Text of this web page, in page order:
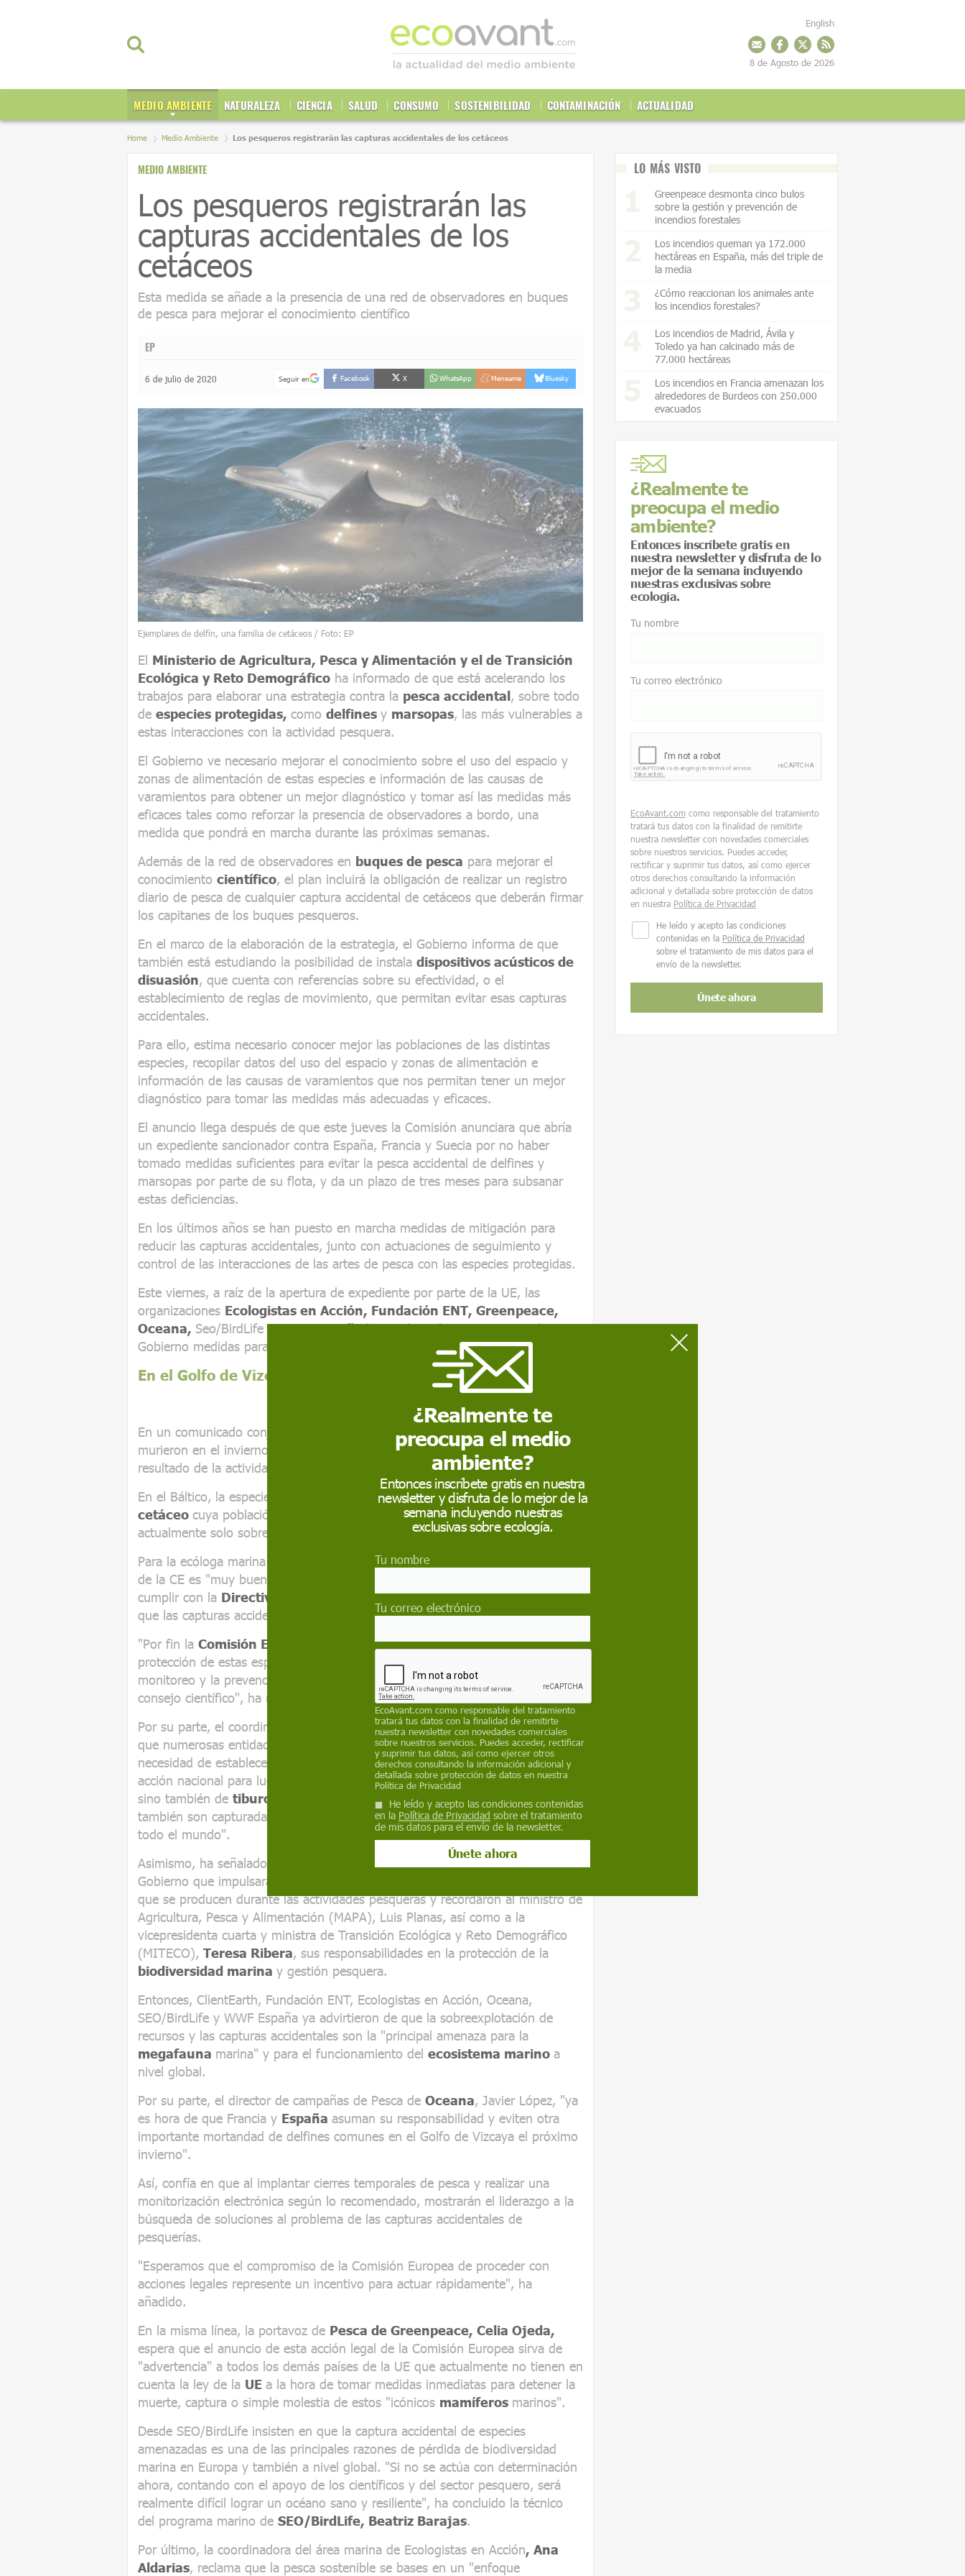
MEDIO AMBIENTE NATURALEZA CIENCIA SALUD CONSUMO SOSTENIBILIDAD CONTAMINACIÓN ACTUALIDAD
English
8 de Agosto de 2026
Home Medio Ambiente Los pesqueros registrarán las capturas accidentales de los cetáceos
MEDIO AMBIENTE
Los pesqueros registrarán las
capturas accidentales de los
cetáceos
Esta medida se añade a la presencia de una red de observadores en buques
de pesca para mejorar el conocimiento científico
EP
6 de julio de 2020 Seguir en Facebook X WhatsApp Meneame Bluesky
Ejemplares de delfín, una familia de cetáceos / Foto: EP
El Ministerio de Agricultura, Pesca y Alimentación y el de Transición
Ecológica y Reto Demográfico ha informado de que está acelerando los
trabajos para elaborar una estrategia contra la pesca accidental, sobre todo
de especies protegidas, como delfines y marsopas, las más vulnerables a
estas interacciones con la actividad pesquera.
El Gobierno ve necesario mejorar el conocimiento sobre el uso del espacio y
zonas de alimentación de estas especies e información de las causas de
varamientos para obtener un mejor diagnóstico y tomar así las medidas más
eficaces tales como reforzar la presencia de observadores a bordo, una
medida que pondrá en marcha durante las próximas semanas.
Además de la red de observadores en buques de pesca para mejorar el
conocimiento científico, el plan incluirá la obligación de realizar un registro
diario de pesca de cualquier captura accidental de cetáceos que deberán firmar
los capitanes de los buques pesqueros.
En el marco de la elaboración de la estrategia, el Gobierno informa de que
también está estudiando la posibilidad de instala dispositivos acústicos de
disuasión, que cuenta con referencias sobre su efectividad, o el
establecimiento de reglas de movimiento, que permitan evitar esas capturas
accidentales.
Para ello, estima necesario conocer mejor las poblaciones de las distintas
especies, recopilar datos del uso del espacio y zonas de alimentación e
información de las causas de varamientos que nos permitan tener un mejor
diagnóstico para tomar las medidas más adecuadas y eficaces.
El anuncio llega después de que este jueves la Comisión anunciara que abría
un expediente sancionador contra España, Francia y Suecia por no haber
tomado medidas suficientes para evitar la pesca accidental de delfines y
marsopas por parte de su flota, y da un plazo de tres meses para subsanar
estas deficiencias.
En los últimos años se han puesto en marcha medidas de mitigación para
reducir las capturas accidentales, junto con actuaciones de seguimiento y
control de las interacciones de las artes de pesca con las especies protegidas.
Este viernes, a raíz de la apertura de expediente por parte de la UE, las
organizaciones Ecologistas en Acción, Fundación ENT, Greenpeace,
Oceana, Seo/BirdLife yWWF Españahan reclamado precisamente al
Gobierno medidas para mitigar las capturas de delfines y otras especies.
En el Golfo de Vizcaya murieron unos 11.300 delfines
En un comunicado conjunto destacan que solo en el Golfo de Vizcaya
murieron en el invierno de 2018-2019 unos 11.300 delfines comunes como
resultado de la actividad pesquera.
En el Báltico, la especie más afectada en cuestión es la marsopa, un pequeño
cetáceo cuya población regional se encuentra en peligro crítico y de la que
actualmente solo sobreviven unos pocos cientos de individuos.
Para la ecóloga marina de la Fundación ENT,Lydia Chaparro
de la CE es "muy buena noticia" ya que fuerza a España y otros países a
cumplir con la Directiva Hábitats y la Política Pesquera Común,y evitar
que las capturas accidentales queden "desatendidas".
"Por fin la Comisión Europea
ha emprendido pasos cruciales para exigir la
protección de estas especies vulnerables, y para que se implemente el
monitoreo y la prevención de dichas capturas, tal y como ha recomendado el
consejo científico", ha manifestado.
Por su parte, el coordinador de pesquerías de WWF, Raúl García,recuerda
que numerosas entidades llevan tiempo alertando al Gobierno sobre la
necesidad de establecer medidas de mitigación y poner en marcha un plan de
acción nacional para luchar contra la captura accidental, no sólo de cetáceos,
sino también de tiburones, tortugas y aves marinas,especies que
también son capturadas accidentalmente cada año en aguas europeas y en
todo el mundo".
Asimismo, ha señalado que hace pocas semanas ONG españolas pidieron al
Gobierno que impulsara un plan de acción contra las capturas accidentales
que se producen durante las actividades pesqueras y recordaron al ministro de
Agricultura, Pesca y Alimentación (MAPA), Luis Planas, así como a la
vicepresidenta cuarta y ministra de Transición Ecológica y Reto Demográfico
(MITECO), Teresa Ribera, sus responsabilidades en la protección de la
biodiversidad marina y gestión pesquera.
Entonces, ClientEarth, Fundación ENT, Ecologistas en Acción, Oceana,
SEO/BirdLife y WWF España ya advirtieron de que la sobreexplotación de
recursos y las capturas accidentales son la "principal amenaza para la
megafauna marina" y para el funcionamiento del ecosistema marino a
nivel global.
Por su parte, el director de campañas de Pesca de Oceana, Javier López, "ya
es hora de que Francia y España asuman su responsabilidad y eviten otra
importante mortandad de delfines comunes en el Golfo de Vizcaya el próximo
invierno".
Así, confía en que al implantar cierres temporales de pesca y realizar una
monitorización electrónica según lo recomendado, mostrarán el liderazgo a la
búsqueda de soluciones al problema de las capturas accidentales de
pesquerías.
"Esperamos que el compromiso de la Comisión Europea de proceder con
acciones legales represente un incentivo para actuar rápidamente", ha
añadido.
En la misma línea, la portavoz de Pesca de Greenpeace, Celia Ojeda,
espera que el anuncio de esta acción legal de la Comisión Europea sirva de
"advertencia" a todos los demás países de la UE que actualmente no tienen en
cuenta la ley de la UE a la hora de tomar medidas inmediatas para detener la
muerte, captura o simple molestia de estos "icónicos mamíferos marinos".
Desde SEO/BirdLife insisten en que la captura accidental de especies
amenazadas es una de las principales razones de pérdida de biodiversidad
marina en Europa y también a nivel global. "Si no se actúa con determinación
ahora, contando con el apoyo de los científicos y del sector pesquero, será
realmente difícil lograr un océano sano y resiliente", ha concluido la técnico
del programa marino de SEO/BirdLife, Beatriz Barajas.
Por último, la coordinadora del área marina de Ecologistas en Acción, Ana
Aldarias, reclama que la pesca sostenible se bases en un "enfoque
LO MÁS VISTO
Greenpeace desmonta cinco bulos
sobre la gestión y prevención de
incendios forestales
Los incendios queman ya 172.000
hectáreas en España, más del triple de
la media
¿Cómo reaccionan los animales ante
los incendios forestales?
Los incendios de Madrid, Ávila y
Toledo ya han calcinado más de
77.000 hectáreas
Los incendios en Francia amenazan los
alrededores de Burdeos con 250.000
evacuados
¿Realmente te
preocupa el medio
ambiente?
Entonces inscríbete gratis en
nuestra newsletter y disfruta de lo
mejor de la semana incluyendo
nuestras exclusivas sobre
ecología.
Tu nombre
Tu correo electrónico
EcoAvant.com como responsable del tratamiento
tratará tus datos con la finalidad de remitirte
nuestra newsletter con novedades comerciales
sobre nuestros servicios. Puedes acceder,
rectificar y suprimir tus datos, así como ejercer
otros derechos consultando la información
adicional y detallada sobre protección de datos
en nuestra Política de Privacidad
He leído y acepto las condiciones
contenidas en la Política de Privacidad
sobre el tratamiento de mis datos para el
envío de la newsletter.
¿Realmente te
preocupa el medio
ambiente?
Entonces inscríbete gratis en nuestra
newsletter y disfruta de lo mejor de la
semana incluyendo nuestras
exclusivas sobre ecología.
Tu nombre
Tu correo electrónico
EcoAvant.com como responsable del tratamiento
tratará tus datos con la finalidad de remitirte
nuestra newsletter con novedades comerciales
sobre nuestros servicios. Puedes acceder, rectificar
y suprimir tus datos, así como ejercer otros
derechos consultando la información adicional y
detallada sobre protección de datos en nuestra
Política de Privacidad
He leído y acepto las condiciones contenidas
en la Política de Privacidad sobre el tratamiento
de mis datos para el envío de la newsletter.